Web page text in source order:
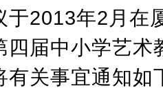
于2013年2月在
四届中小学艺
有关事宜通知如